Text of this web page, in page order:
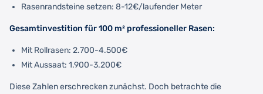
Rasenrandsteine setzen: 8-12€/laufender Meter
Gesamtinvestition für 100 m² professioneller Rasen:
Mit Rollrasen: 2.700-4.500€
Mit Aussaat: 1.900-3.200€
Diese Zahlen erschrecken zunächst. Doch betrachte die